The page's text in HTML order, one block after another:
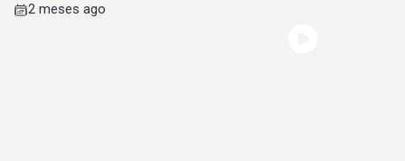
2 meses ago